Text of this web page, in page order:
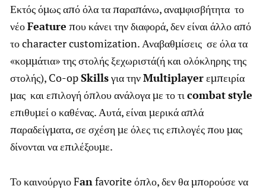
Εκτός όμως από όλα τα παραπάνω, αναμφισβήτητα το
νέοFeature που κάνει την διαφορά, δεν είναι άλλο από
το character customization. Αναβαθμίσεις σε όλα τα
«κομμάτια» της στολής ξεχωριστά(ή και ολόκληρης της
στολής), Co-opSkillsγια τηνMultiplayerεμπειρία
μας και επιλογή όπλου ανάλογα με το τιcombatstyle
επιθυμεί ο καθένας. Αυτά, είναι μερικά απλά
παραδείγματα, σε σχέση με όλες τις επιλογές που μας
δίνονται να επιλέξουμε.
Το καινούργιο Fanfavorite όπλο, δεν θα μπορούσε να